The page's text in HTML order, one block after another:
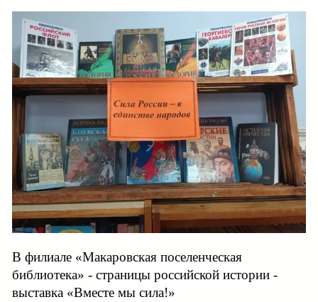
В филиале «Макаровская поселенческая
библиотека» - страницы российской истории -
выставка «Вместе мы сила!»